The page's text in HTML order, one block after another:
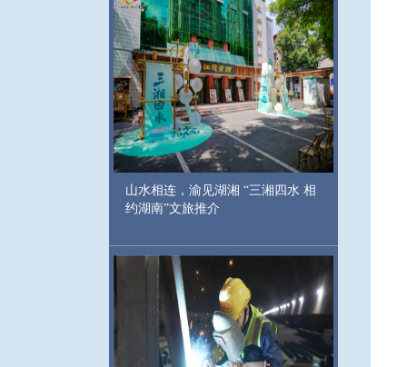
山水相连，渝见湖湘 “三湘四水 相
约湖南”文旅推介